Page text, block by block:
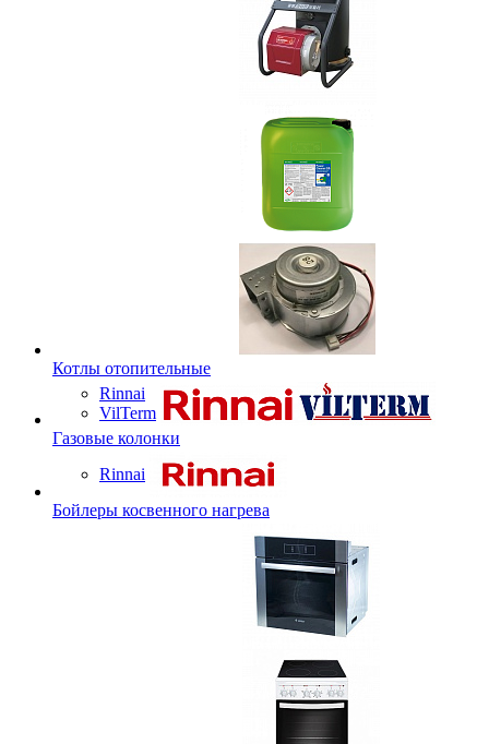
Котлы отопительные
Rinnai
VilTerm
Газовые колонки
Rinnai
Бойлеры косвенного нагрева